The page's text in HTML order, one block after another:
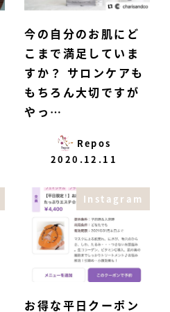
今の自分のお肌にど
こまで満足していま
すか？ サロンケアも
もちろん大切ですが
やっ…
Repos
2020.12.11
Instagram
お得な平日クーポン